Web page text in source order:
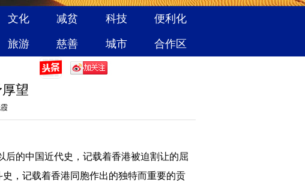
望
的中国近代史，记载着香港被迫割让的屈
，记载着香港同胞作出的独特而重要的贡